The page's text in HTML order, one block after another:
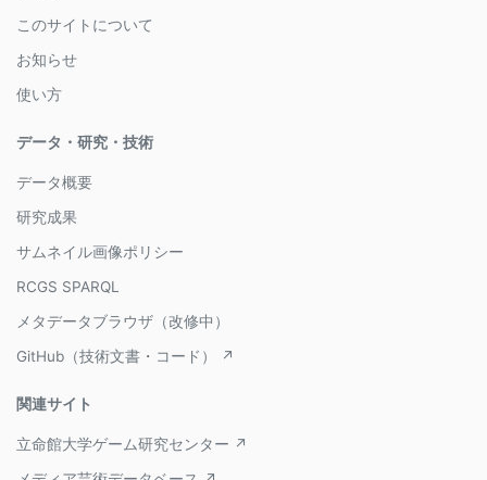
このサイトについて
お知らせ
使い方
データ・研究・技術
データ概要
研究成果
サムネイル画像ポリシー
RCGS SPARQL
メタデータブラウザ（改修中）
GitHub（技術文書・コード） ↗
関連サイト
立命館大学ゲーム研究センター ↗